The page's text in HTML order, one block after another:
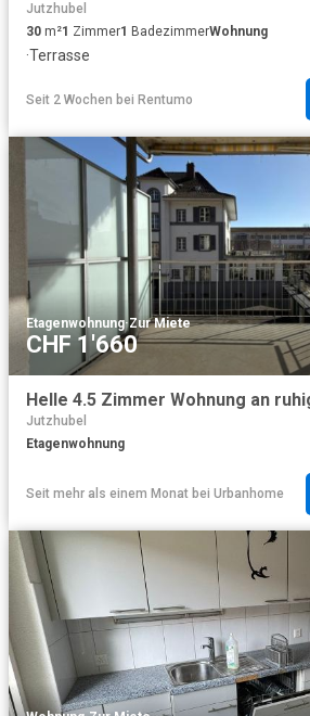
Jutzhubel
30 m²1 Zimmer1 BadezimmerWohnung
·Terrasse
Seit 2 Wochen bei Rentumo
Etagenwohnung·Zur Miete
CHF 1'660
Helle 4.5 Zimmer Wohnung an
Jutzhubel
Etagenwohnung
Seit mehr als einem Monat bei Urbanhome